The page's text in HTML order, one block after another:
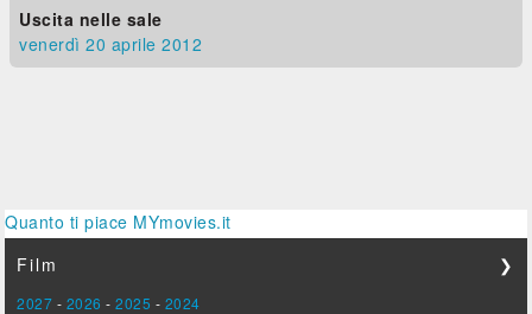
Uscita nelle sale
venerdì 20 aprile 2012
Quanto ti piace MYmovies.it
Film
❯
2027 - 2026 -2025 - 2024